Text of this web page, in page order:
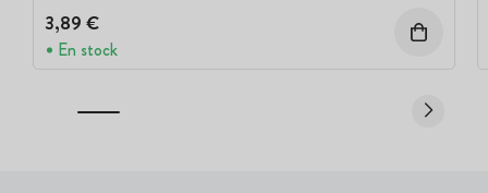
3,89 €
En stock